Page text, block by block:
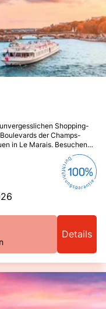
Shopping-
der Champs-
in Le Marais. Besuchen
für luxuriöse Marken und
köstliche französische
Sie sich von der zeitlosen
Details